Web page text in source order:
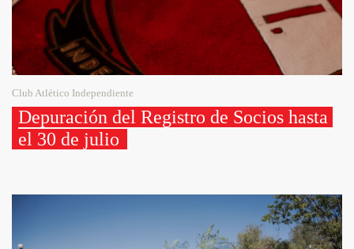
Club Atlético Independiente
Depuración del Registro de Socios hasta
el 30 de julio